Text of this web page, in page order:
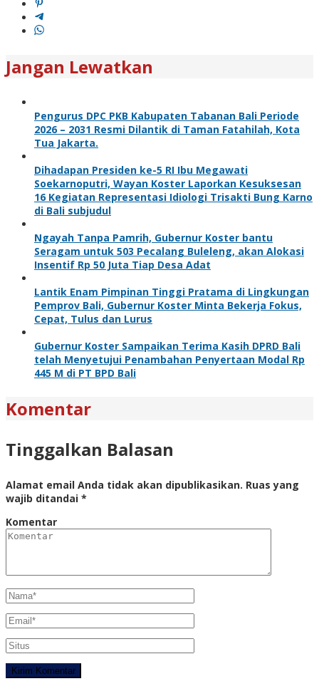
Jangan Lewatkan
Pengurus DPC PKB Kabupaten Tabanan Bali Periode
2026 – 2031 Resmi Dilantik di Taman Fatahilah, Kota
Tua Jakarta.
Dihadapan Presiden ke-5 RI Ibu Megawati
Soekarnoputri, Wayan Koster Laporkan Kesuksesan
16 Kegiatan Representasi Idiologi Trisakti Bung Karno
di Bali subjudul
Ngayah Tanpa Pamrih, Gubernur Koster bantu
Seragam untuk 503 Pecalang Buleleng, akan Alokasi
Insentif Rp 50 Juta Tiap Desa Adat
Lantik Enam Pimpinan Tinggi Pratama di Lingkungan
Pemprov Bali, Gubernur Koster Minta Bekerja Fokus,
Cepat, Tulus dan Lurus
Gubernur Koster Sampaikan Terima Kasih DPRD Bali
telah Menyetujui Penambahan Penyertaan Modal Rp
445 M di PT BPD Bali
Komentar
Tinggalkan Balasan
Alamat email Anda tidak akan dipublikasikan. Ruas yang
wajib ditandai *
Komentar